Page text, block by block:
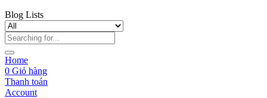
Blog Lists
Home
0 Giỏ hàng
Thanh toán
Account